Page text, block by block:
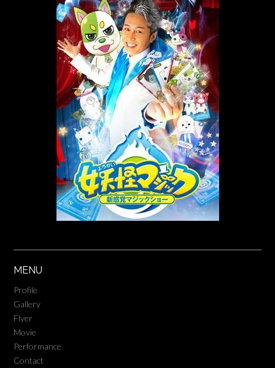
MENU
Profile
Gallery
Flyer
Movie
Performance
Contact